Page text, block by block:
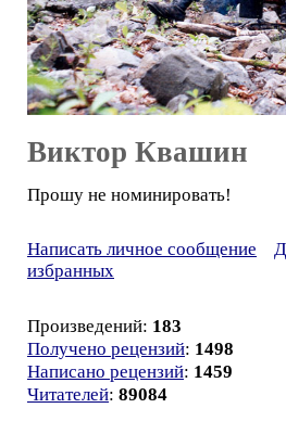
Виктор Квашин
Прошу не номинировать!
Написать личное сообщение
избранных
Произведений: 183
Получено рецензий: 1498
Написано рецензий: 1459
Читателей: 89084